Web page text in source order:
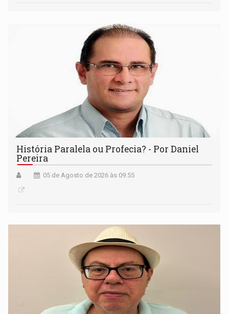
História Paralela ou Profecia? - Por Daniel
Pereira
05 de Agosto de 2026 às 09:55